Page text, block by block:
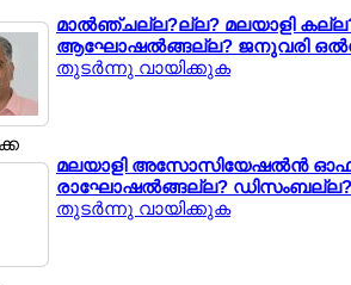
മാല്‍ഞ്ചല്ല?ല്ല? മലയാളി
ആഘോഷല്‍ങ്ങല്ല? ജനുവരി
തുടര്‍ന്നു വായിക്കുക
മലയാളി അസോസിയേഷല്‍ന്‍
രാഘോഷല്‍ങ്ങല്ല? ഡിസംബല്ല?
തുടര്‍ന്നു വായിക്കുക